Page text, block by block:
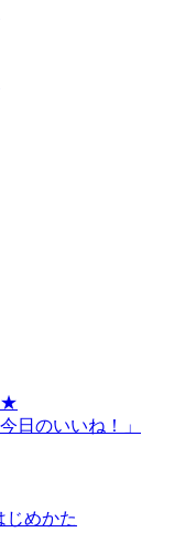
★
日のいいね！」
じめかた